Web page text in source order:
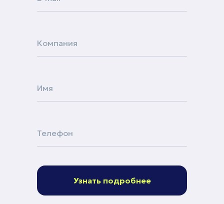
Узнать подробнее